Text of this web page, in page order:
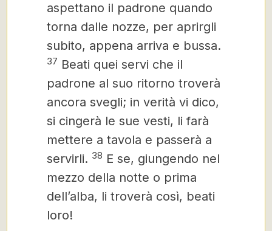
aspettano il padrone quando
torna dalle nozze, per aprirgli
subito, appena arriva e bussa.
37 Beati quei servi che il
padrone al suo ritorno troverà
ancora svegli; in verità vi dico,
si cingerà le sue vesti, li farà
mettere a tavola e passerà a
servirli. 38 E se, giungendo nel
mezzo della notte o prima
dell’alba, li troverà così, beati
loro!